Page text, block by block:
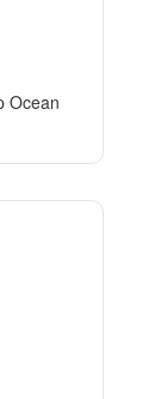
Ocean